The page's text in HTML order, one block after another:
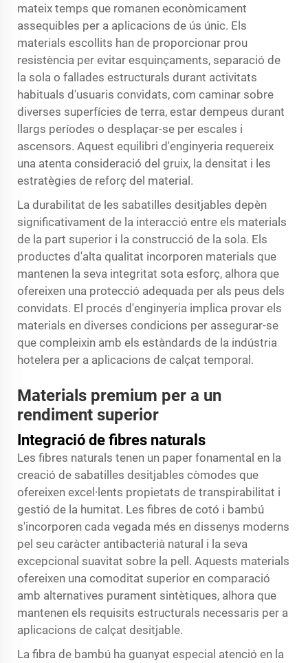
mateix temps que romanen econòmicament
assequibles per a aplicacions de ús únic. Els
materials escollits han de proporcionar prou
resistència per evitar esquinçaments, separació de
la sola o fallades estructurals durant activitats
habituals d'usuaris convidats, com caminar sobre
diverses superfícies de terra, estar dempeus durant
llargs períodes o desplaçar-se per escales i
ascensors. Aquest equilibri d'enginyeria requereix
una atenta consideració del gruix, la densitat i les
estratègies de reforç del material.
La durabilitat de les sabatilles desitjables depèn
significativament de la interacció entre els materials
de la part superior i la construcció de la sola. Els
productes d'alta qualitat incorporen materials que
mantenen la seva integritat sota esforç, alhora que
ofereixen una protecció adequada per als peus dels
convidats. El procés d'enginyeria implica provar els
materials en diverses condicions per assegurar-se
que compleixin amb els estàndards de la indústria
hotelera per a aplicacions de calçat temporal.
Materials premium per a un
rendiment superior
Integració de fibres naturals
Les fibres naturals tenen un paper fonamental en la
creació de sabatilles desitjables còmodes que
ofereixen excel·lents propietats de transpirabilitat i
gestió de la humitat. Les fibres de cotó i bambú
s'incorporen cada vegada més en dissenys moderns
pel seu caràcter antibacterià natural i la seva
excepcional suavitat sobre la pell. Aquests materials
ofereixen una comoditat superior en comparació
amb alternatives purament sintètiques, alhora que
mantenen els requisits estructurals necessaris per a
aplicacions de calçat desitjable.
La fibra de bambú ha guanyat especial atenció en la